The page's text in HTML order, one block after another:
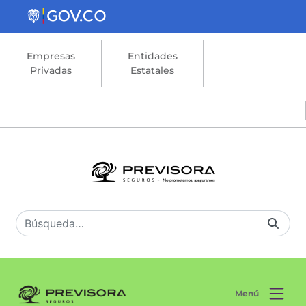
Saltar al contenido principal
Empresas
Privadas
Entidades
Estatales
Menú